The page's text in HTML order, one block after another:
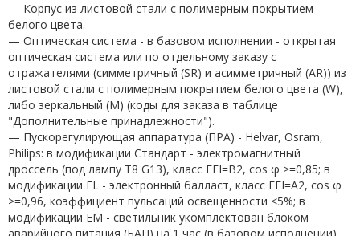
— Корпус из листовой стали с полимерным покрытием
белого цвета.
— Оптическая система - в базовом исполнении - открытая
оптическая система или по отдельному заказу с
отражателями (симметричный (SR) и асимметричный (AR)) из
листовой стали с полимерным покрытием белого цвета (W),
либо зеркальный (М) (коды для заказа в таблице
"Дополнительные принадлежности").
— Пускорегулирующая аппаратура (ПРА) - Helvar, Osram,
Philips: в модификации Стандарт - электромагнитный
дроссель (под лампу T8 G13), класс EEI=B2, cos φ >=0,85; в
модификации EL - электронный балласт, класс EEI=A2, cos φ
>=0,96, коэффициент пульсаций освещенности <5%; в
модификации EM - светильник укомплектован блоком